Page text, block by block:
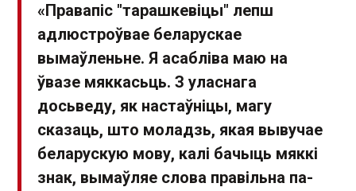
«Правапіс "тарашкевіцы" лепш
адлюстроўвае беларускае
вымаўленьне. Я асабліва маю на
ўвазе мяккасьць. З уласнага
досьведу, як настаўніцы, магу
сказаць, што моладзь, якая вывучае
беларускую мову, калі бачыць мяккі
знак, вымаўляе слова правільна па-